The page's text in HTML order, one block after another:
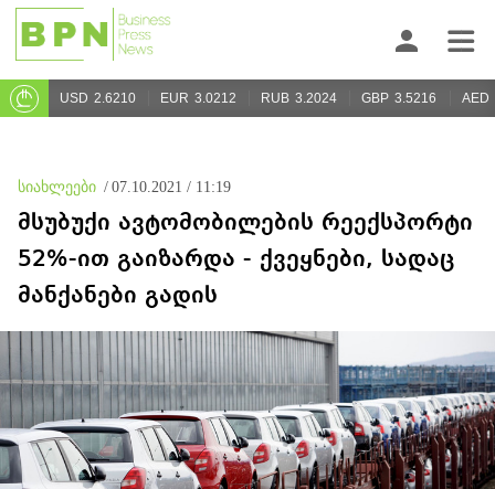
USD 2.6210 EUR 3.0212 RUB 3.2024 GBP 3.5216 AED
სიახლეები / 07.10.2021 / 11:19
მსუბუქი ავტომობილების რეექსპორტი
52%-ით გაიზარდა - ქვეყნები, სადაც
მანქანები გადის